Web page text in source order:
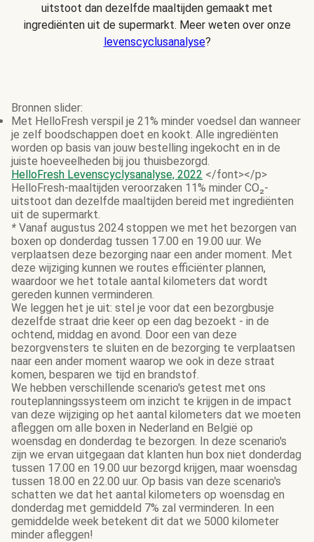
uitstoot dan dezelfde maaltijden gemaakt met
ingrediënten uit de supermarkt. Meer weten over onze
levenscyclusanalyse?
Bronnen slider:
Met HelloFresh verspil je 21% minder voedsel dan wanneer
je zelf boodschappen doet en kookt. Alle ingrediënten
worden op basis van jouw bestelling ingekocht en in de
juiste hoeveelheden bij jou thuisbezorgd.
HelloFresh Levenscyclysanalyse, 2022 </font></p>
HelloFresh-maaltijden veroorzaken 11% minder CO₂-
uitstoot dan dezelfde maaltijden bereid met ingrediënten
uit de supermarkt.
* Vanaf augustus 2024 stoppen we met het bezorgen van
boxen op donderdag tussen 17.00 en 19.00 uur. We
verplaatsen deze bezorging naar een ander moment. Met
deze wijziging kunnen we routes efficiënter plannen,
waardoor we het totale aantal kilometers dat wordt
gereden kunnen verminderen.
We leggen het je uit: stel je voor dat een bezorgbusje
dezelfde straat drie keer op een dag bezoekt - in de
ochtend, middag en avond. Door een van deze
bezorgvensters te sluiten en de bezorging te verplaatsen
naar een ander moment waarop we ook in deze straat
komen, besparen we tijd en brandstof.
We hebben verschillende scenario's getest met ons
routeplanningssysteem om inzicht te krijgen in de impact
van deze wijziging op het aantal kilometers dat we moeten
afleggen om alle boxen in Nederland en België op
woensdag en donderdag te bezorgen. In deze scenario's
zijn we ervan uitgegaan dat klanten hun box niet donderdag
tussen 17.00 en 19.00 uur bezorgd krijgen, maar woensdag
tussen 18.00 en 22.00 uur. Op basis van deze scenario's
schatten we dat het aantal kilometers op woensdag en
donderdag met gemiddeld 7% zal verminderen. In een
gemiddelde week betekent dit dat we 5000 kilometer
minder afleggen!